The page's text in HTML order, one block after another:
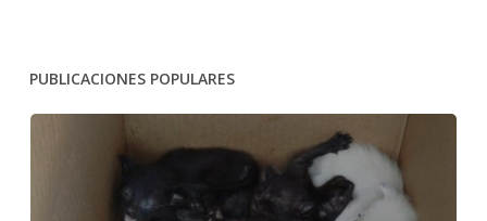
PUBLICACIONES POPULARES